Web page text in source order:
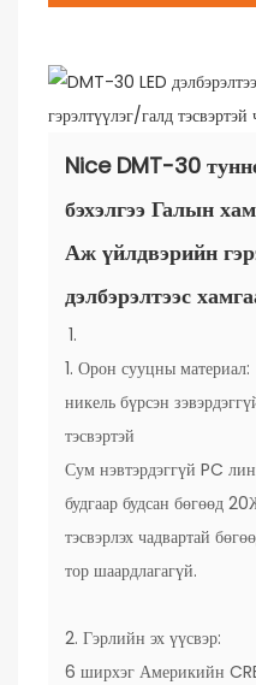
Nice DMT-30
бэхэлгээ Галын
Аж үйлдвэрийн
дэлбэрэлтээс
1. Орон сууцны материал:
никель бүрсэн
тэсвэртэй
Сум нэвтэрдэггүй PC
будгаар будсан бөгөөд
тэсвэрлэх чадвартай
тор шаардлагагүй.
2. Гэрлийн эх үүсвэр:
6 ширхэг Америкийн